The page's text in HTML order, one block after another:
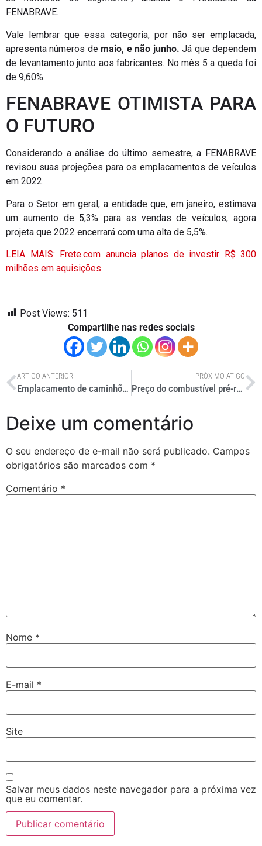
FENABRAVE.
Vale lembrar que essa categoria, por não ser emplacada,
apresenta números demaio, e não junho.Já que dependem
de levantamento junto aos fabricantes. No mês 5 a queda foi
de 9,60%.
FENABRAVE OTIMISTA PARA
O FUTURO
Considerando a análise do último semestre, a FENABRAVE
revisou suas projeções para os emplacamentos de veículos
em 2022.
Para o Setor em geral, a entidade que, em janeiro, estimava
um aumento de 5,3% para as vendas de veículos, agora
projeta que 2022 encerrará com uma alta de 5,5%.
LEIA MAIS: Frete.com anuncia planos de investir R$ 300
milhões em aquisições
Post Views: 511
Compartilhe nas redes sociais
ARTIGO ANTERIOR
Emplacamento de caminhões cresce 5,27% em junho
PRÓXIMO ATIGO
Preço do combustível pré-redução do ICMS deve ser exibido, segundo decreto
Deixe um comentário
O seu endereço de e-mail não será publicado. Campos
obrigatórios são marcados com *
Comentário *
Nome *
E-mail *
Site
Salvar meus dados neste navegador para a próxima vez
que eu comentar.